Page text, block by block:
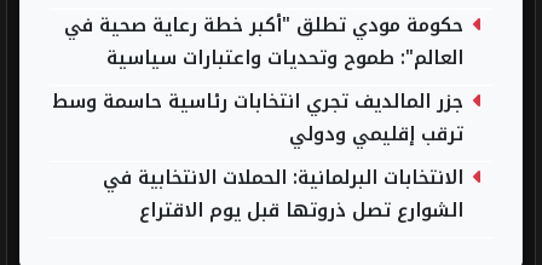
حكومة مودي تطلق "أكبر خطة رعاية صحية في
العالم": طموح وتحديات واعتبارات سياسية
جزر المالديف تجري انتخابات رئاسية حاسمة وسط
ترقب إقليمي ودولي
الانتخابات البرلمانية: الحملات الانتخابية في
الشوارع تصل ذروتها قبل يوم الاقتراع